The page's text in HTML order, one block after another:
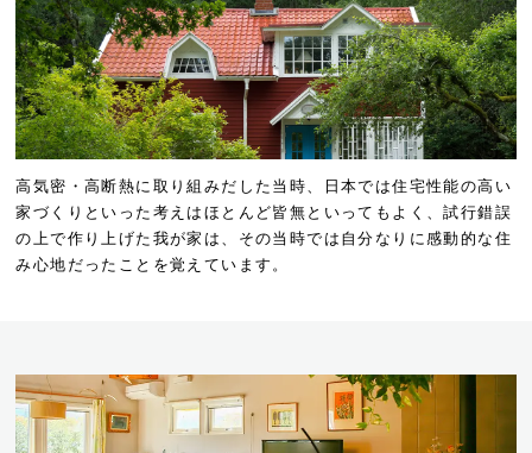
高気密・高断熱に取り組みだした当時、日本では住宅性能の高い
家づくりといった考えはほとんど皆無といってもよく、試行錯誤
の上で作り上げた我が家は、その当時では自分なりに感動的な住
み心地だったことを覚えています。